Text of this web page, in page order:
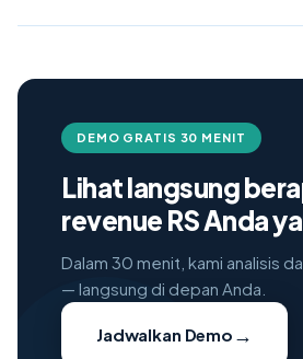
DEMO GRATIS 30 MENIT
Lihat langsung
revenue RS Anda
Dalam 30 menit, kami analisis
— langsung di depan Anda.
Jadwalkan Demo →